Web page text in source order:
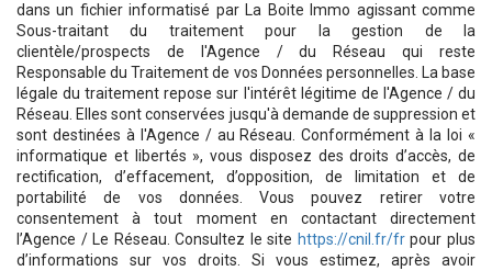
dans un fichier informatisé par La Boite Immo agissant comme
Sous-traitant du traitement pour la gestion de la
clientèle/prospects de l'Agence / du Réseau qui reste
Responsable du Traitement de vos Données personnelles. La base
légale du traitement repose sur l'intérêt légitime de l'Agence / du
Réseau. Elles sont conservées jusqu'à demande de suppression et
sont destinées à l'Agence / au Réseau. Conformément à la loi «
informatique et libertés », vous disposez des droits d’accès, de
rectification, d’effacement, d’opposition, de limitation et de
portabilité de vos données. Vous pouvez retirer votre
consentement à tout moment en contactant directement
l’Agence / Le Réseau. Consultez le site https://cnil.fr/frpour plus
d’informations sur vos droits. Si vous estimez, après avoir